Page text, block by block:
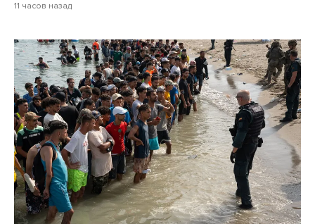
11 часов назад